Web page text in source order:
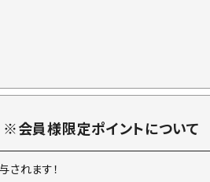
※会員様限定ポイントについて
されます！